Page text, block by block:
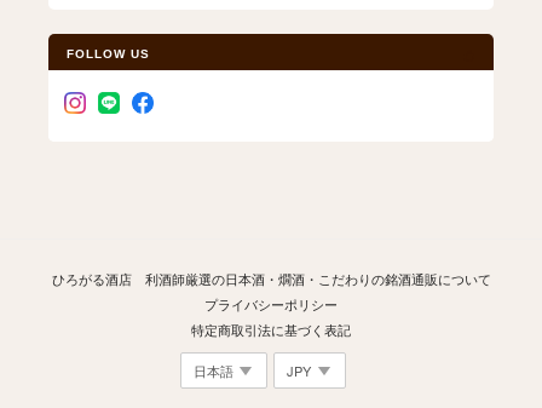
FOLLOW US
ひろがる酒店 利酒師厳選の日本酒・燗酒・こだわりの銘酒通販について
プライバシーポリシー
特定商取引法に基づく表記